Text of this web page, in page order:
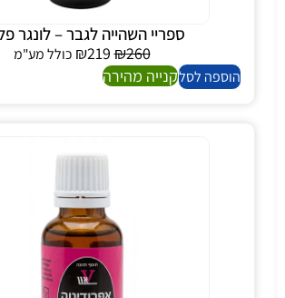
ספריי השהייה לגבר – לונגר
₪260
₪219
כולל מע"מ
הוספה לסלקנייה מהירה